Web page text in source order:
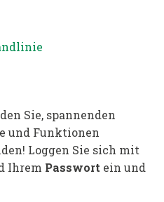
Sie, spannenden
und Funktionen
Loggen Sie sich mit
Ihrem Passwort ein und